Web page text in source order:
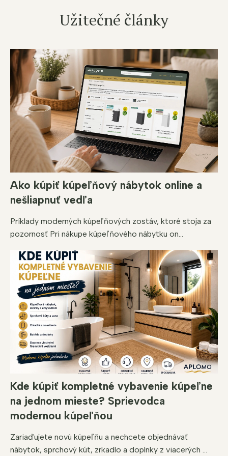
Užitečné články
Ako kúpiť kúpeľňový nábytok online a
nešliapnuť vedľa
Príklady moderných kúpeľňových zostáv, ktoré stoja za
pozornosť Pri nákupe kúpeľňového nábytku on...
Kde kúpiť kompletné vybavenie kúpeľne
na jednom mieste? Sprievodca
modernou kúpeľňou
Zariaďujete novú kúpeľňu a nechcete objednávať
nábytok, sprchový kút, zrkadlo a doplnky z viacerých ...